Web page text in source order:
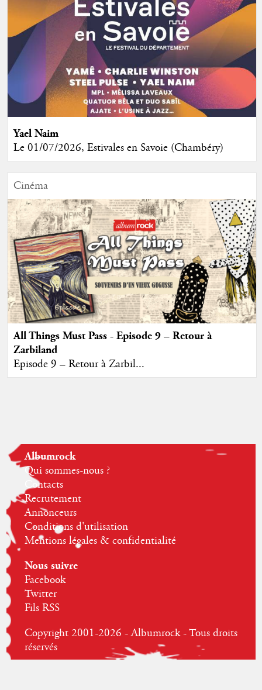
Yael Naim
Le 01/07/2026, Estivales en Savoie (Chambéry)
Cinéma
All Things Must Pass - Episode 9 – Retour à
Zarbiland
Episode 9 – Retour à Zarbil...
Albumrock
Qui sommes-nous ?
Contacts
Recrutement
Annonceurs
Conditions d'utilisation
Mentions légales & confidentialité
Nous suivre
Facebook
Twitter
Fils RSS
Copyright 2001-2026 - Albumrock - Tous droits
réservés